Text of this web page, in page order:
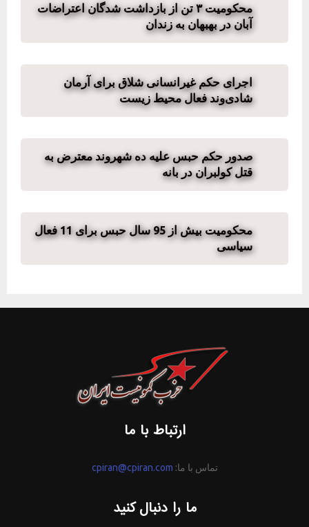
محکومیت ۳ تن از بازداشت شدگان اعتراضات
آبان در بهبهان به زندان
اجرای حکم غیرانسانی شلاق برای آرمان
شادی‌وند فعال محیط زیست
صدور حکم حبس علیه ده شهروند معترض به
قتل کولبران در بانه
محکومیت بیش از 95 سال حبس برای 11 فعال
سیاسی
ارتباط با ما
تماس با ما: cpiran@cpiran.com
ما را دنبال کنید